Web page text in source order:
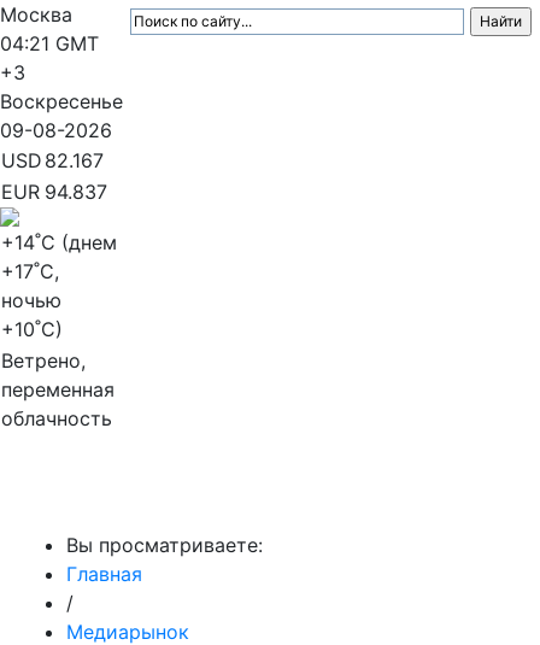
Москва
04:21 GMT
+3
Воскресенье
09-08-2026
USD 82.167
EUR 94.837
+14˚C (днем
+17˚C,
ночью
+10˚C)
Ветрено,
переменная
облачность
Вы просматриваете:
Главная
/
Медиарынок